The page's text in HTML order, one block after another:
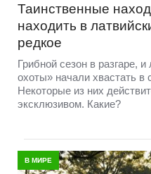
Таинственные
находить в
редкое
Грибной сезон в разгаре,
охоты» начали хвастать в
Некоторые из них
эксклюзивом. Какие?
В МИРЕ